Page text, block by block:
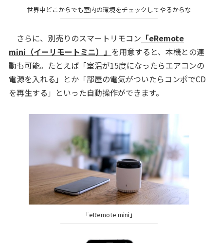
世界中どこからでも室内の環境をチェックしてやるからな
さらに、別売りのスマートリモコン 「eRemote
mini（イーリモートミニ）」 を用意すると、本機との連
動も可能。たとえば「室温が15度になったらエアコンの
電源を入れる」とか「部屋の電気がついたらコンポでCD
を再生する」といった自動操作ができます。
「eRemote mini」